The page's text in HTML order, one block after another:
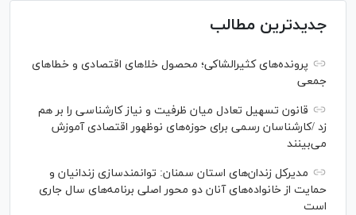
جدیدترین مطالب
پرونده‌های کثیرالشاکی؛ محصول خلا‌های اقتصادی و خطا‌های
جمعی
قانون تسهیل تعادل میان ظرفیت و نیاز کارشناسی را بر هم
زد /کارشناسان رسمی برای حوزه‌های نوظهور اقتصادی آموزش
می‌بینند
مدیرکل زندان‌های استان سمنان: توانمندسازی زندانیان و
حمایت از خانواده‌های آنان دو محور اصلی برنامه‌های سال جاری
است